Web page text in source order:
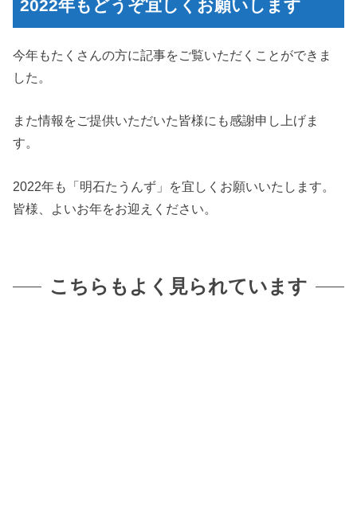
2022年もどうぞ宜しくお願いします
今年もたくさんの方に記事をご覧いただくことができま
した。
また情報をご提供いただいた皆様にも感謝申し上げま
す。
2022年も「明石たうんず」を宜しくお願いいたします。
皆様、よいお年をお迎えください。
こちらもよく見られています